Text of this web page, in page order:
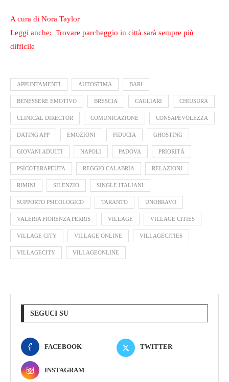
A cura di Nora Taylor
Leggi anche: Trovare parcheggio in città sarà sempre più
difficile
APPUNTAMENTI AUTOSTIMA BARI
BENESSERE EMOTIVO BRESCIA CAGLIARI CHIUSURA
CLINICAL DIRECTOR COMUNICAZIONE CONSAPEVOLEZZA
DATING APP EMOZIONI FIDUCIA GHOSTING
GIOVANI ADULTI NAPOLI PADOVA PRIORITÀ
PSICOTERAPEUTA REGGIO CALABRIA RELAZIONI
RIMINI SILENZIO SINGLE ITALIANI
SUPPORTO PSICOLOGICO TARANTO UNOBRAVO
VALERIA FIORENZA PERRIS VILLAGE VILLAGE CITIES
VILLAGE CITY VILLAGE ONLINE VILLAGECITIES
VILLAGECITY VILLAGEONLINE
SEGUCI SU
FACEBOOK TWITTER
INSTAGRAM